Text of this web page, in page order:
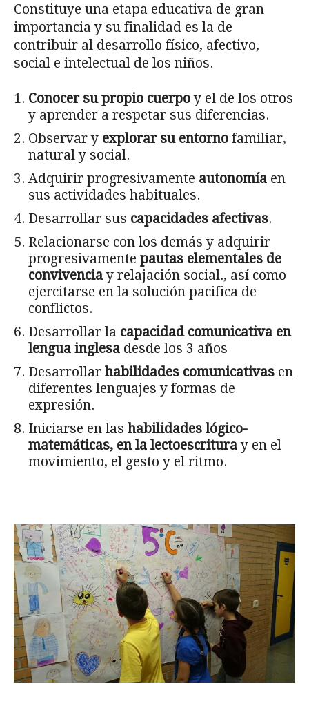
Constituye una etapa educativa de gran
importancia y su finalidad es la de
contribuir al desarrollo físico, afectivo,
social e intelectual de los niños.
Conocer su propio cuerpoy el de los otros
y aprender a respetar sus diferencias.
Observar y explorar su entorno familiar,
natural y social.
Adquirir progresivamente autonomía en
sus actividades habituales.
Desarrollar sus capacidades afectivas.
Relacionarse con los demás y adquirir
progresivamente pautas elementales de
convivenciay relajación social., así como
ejercitarse en la solución pacifica de
conflictos.
Desarrollar la capacidad comunicativa en
lengua inglesa desde los 3 años
Desarrollar habilidades comunicativas en
diferentes lenguajes y formas de
expresión.
Iniciarse en las habilidades lógico-
matemáticas, en la lectoescrituray en el
movimiento, el gesto y el ritmo.